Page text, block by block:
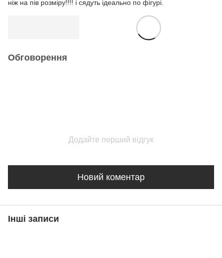
ніж на пів розміру!!!! і сядуть ідеально по фігурі.
Обговорення
Додайте перший відгук
Новий коментар
Інші записи